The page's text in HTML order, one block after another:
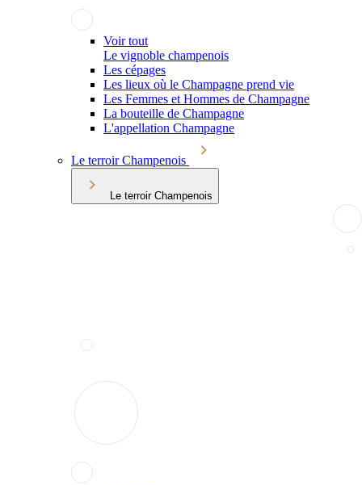
Voir tout
Le vignoble champenois
Les cépages
Les lieux où le Champagne prend vie
Les Femmes et Hommes de Champagne
La bouteille de Champagne
L'appellation Champagne
Le terroir Champenois
Le terroir Champenois